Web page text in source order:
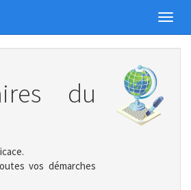
du
vos démarches